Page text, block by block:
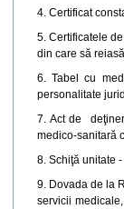
4. Certificat
5. Certificatele
din care să
6. Tabel cu
personalitate
7. Act de
medico-sanitară
8. Schiţă unitate -
9. Dovada de la
servicii